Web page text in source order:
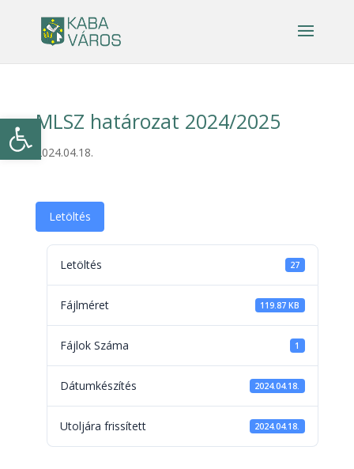
Eszköztár megnyitása
MLSZ határozat 2024/2025
2024.04.18.
Letöltés
Letöltés 27
Fájlméret 119.87 KB
Fájlok Száma 1
Dátumkészítés 2024.04.18.
Utoljára frissített 2024.04.18.